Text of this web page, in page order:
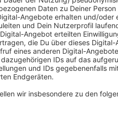
Damit eure Ziele greifbar
festzuhalten, was ihr tun müsst,
Anstatt "Ich möchte
schwimmen gehen und 1x
Mit dieser Taktik wird euch die